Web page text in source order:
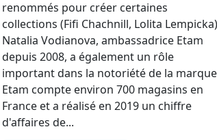
renommés pour créer certaines
collections (Fifi Chachnill, Lolita
Natalia Vodianova, ambassadrice Etam
depuis 2008, a également un rôle
important dans la notoriété de la
Etam compte environ 700 magasins en
France et a réalisé en 2019 un chiffre
d'affaires de...